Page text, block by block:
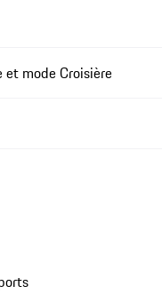
mode Croisière